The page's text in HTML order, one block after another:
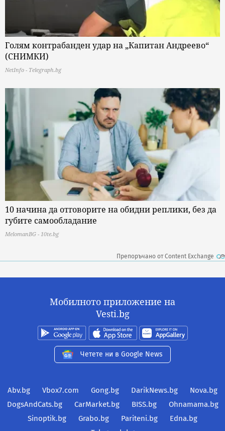
Голям контрабанден удар на „Капитан Андреево“
(СНИМКИ)
NetInfo - Telegraph.bg
10 начина да отговорите на обидни реплики, без да
губите самообладание
MelomanBG - 10te.bg
Препоръчано от Content Exchange
Мобилното приложение на
Vesti.bg
Четете ни в Google News
Abv.bg Vbox7.com Gong.bg DarikNews.bg
Nova.bg
DogsAndCats.bg
CarMarket.bg BISS.bg
Ohnamama.bg
Sinoptik.bg
Grabo.bg Pariteni.bg
Edna.bg